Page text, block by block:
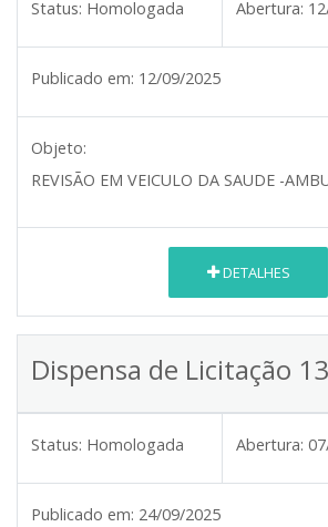
Status: Homologada Abertura:
Publicado em: 12/09/2025
Objeto:
REVISÃO EM VEICULO DA SAUDE -
DETALHES
Dispensa de Licitação
Status: Homologada Abertura:
Publicado em: 24/09/2025